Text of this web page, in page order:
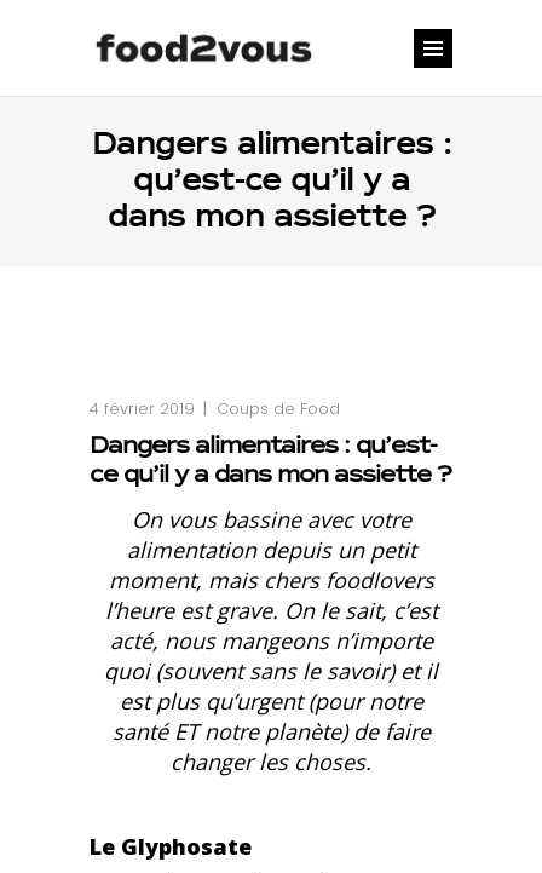
Dangers alimentaires :
qu’est-ce qu’il y a
dans mon assiette ?
4 février 2019 Coups de Food
Dangers alimentaires : qu’est-
ce qu’il y a dans mon assiette ?
On vous bassine avec votre
alimentation depuis un petit
moment, mais chers foodlovers
l’heure est grave. On le sait, c’est
acté, nous mangeons n’importe
quoi (souvent sans le savoir) et il
est plus qu’urgent (pour notre
santé ET notre planète) de faire
changer les choses.
Le Glyphosate